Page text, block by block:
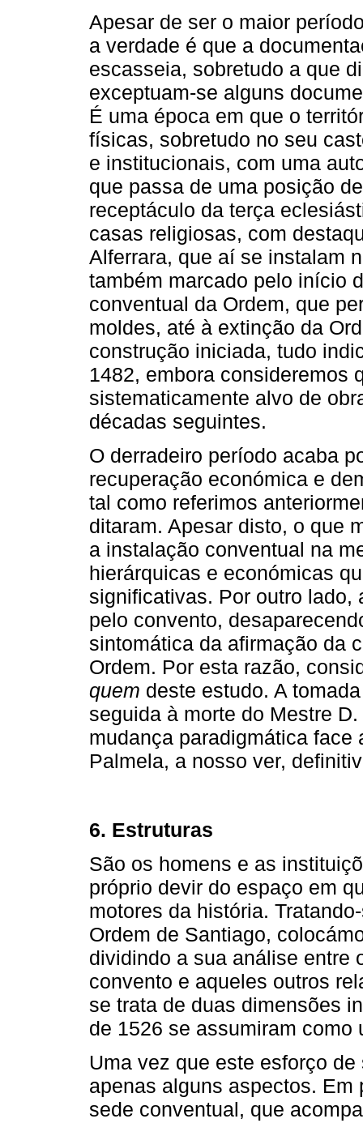
Apesar de ser o maior
a verdade é que a
escasseia, sobretudo a que
exceptuam-se alguns
É uma época em que o
físicas, sobretudo no seu
e institucionais, com uma
que passa de uma posição
receptáculo da terça
casas religiosas, com
Alferrara, que aí se instalam
também marcado pelo início
conventual da Ordem, que
moldes, até à extinção da
construção iniciada, tudo
1482, embora consideremos
sistematicamente alvo de
décadas seguintes.
O derradeiro período acaba
recuperação económica e
tal como referimos
ditaram. Apesar disto, o que
a instalação conventual na
hierárquicas e económicas
significativas. Por outro lado,
pelo convento,
sintomática da afirmação da
Ordem. Por esta razão,
quem deste estudo. A
seguida à morte do Mestre
mudança paradigmática
Palmela, a nosso ver,
6. Estruturas
São os homens e as
próprio devir do espaço em
motores da história.
Ordem de Santiago,
dividindo a sua análise entre
convento e aqueles outros
se trata de duas dimensões
de 1526 se assumiram como
Uma vez que este esforço
apenas alguns aspectos. Em
sede conventual, que